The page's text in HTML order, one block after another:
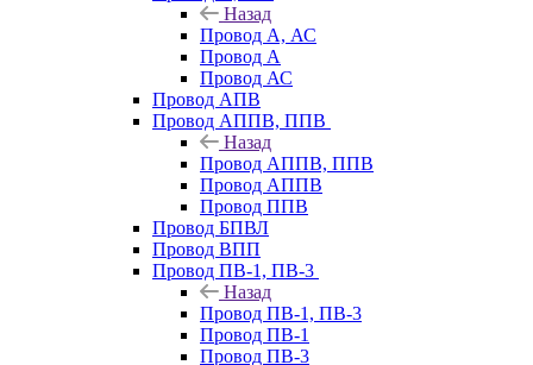
Назад
Провод А, АС
Провод А
Провод АС
Провод АПВ
Провод АППВ, ППВ
Назад
Провод АППВ, ППВ
Провод АППВ
Провод ППВ
Провод БПВЛ
Провод ВПП
Провод ПВ-1, ПВ-3
Назад
Провод ПВ-1, ПВ-3
Провод ПВ-1
Провод ПВ-3